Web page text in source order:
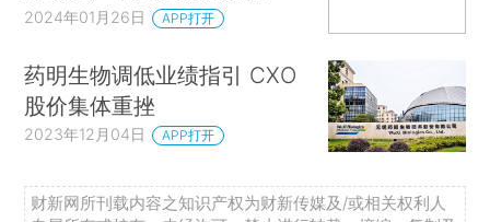
2024年01月26日 APP打开
药明生物调低业绩指引 CXO
股价集体重挫
2023年12月04日 APP打开
财新网所刊载内容之知识产权为财新传媒及/或相关权利人